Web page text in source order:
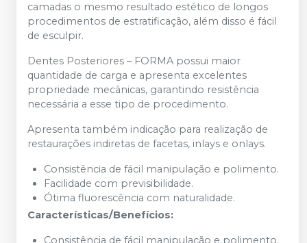
camadas o mesmo resultado estético de longos
procedimentos de estratificação, além disso é fácil
de esculpir.
Dentes Posteriores – FORMA possui maior
quantidade de carga e apresenta excelentes
propriedade mecânicas, garantindo resistência
necessária a esse tipo de procedimento.
Apresenta também indicação para realização de
restaurações indiretas de facetas, inlays e onlays.
Consistência de fácil manipulação e polimento.
Facilidade com previsibilidade.
Ótima fluorescência com naturalidade.
Características/Benefícios:
Consistência de fácil manipulação e polimento.